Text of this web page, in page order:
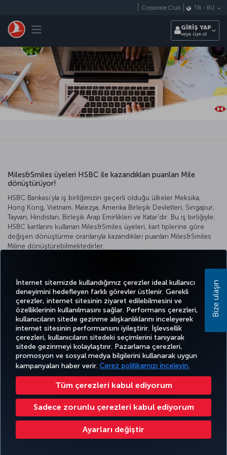
İnternet sitemizde kullandığımız çerezler ideal kullanıcı
deneyimini hedefleyen farklı görevler üstlenir. Gerekli
çerezler, internet sitesinin ziyaret edilebilmesini ve
özelliklerinin kullanılmasını sağlar. Performans çerezleri,
kullanıcıların sitede gezinme alışkanlıklarını inceleyerek
internet sitesinin performansını iyileştirir. İşlevsellik
çerezleri, kullanıcıların sitedeki seçimlerini tanıyarak
sitede gezinmeyi kolaylaştırır. Pazarlama çerezleri,
promosyon ve sosyal medya bilgilerini kullanarak uygun
kampanyaları haber verir. Çerez politikamızı inceleyin.
Tüm çerezleri kabul ediyorum
Sadece zorunlu çerezleri kabul ediyorum
Ayarları değiştir
Toggle navigation
Corporate Club TR - RU
GİRİŞ YAP
veya üye ol
Miles&Smiles üyeleri HSBC ile kazandıkları puanları Mile
dönüştürüyor!
HSBC Bankası’yla iş birliğimizin geçerli olduğu ülkeler Meksika,
Hong Kong, Vietnam, Malezya, Amerika Birleşik Devletleri, Singapur,
Tayvan, Hindistan, Birleşik Arap Emirlikleri ve Katar’dır. Bu iş birliğiyle;
HSBC kartlarını kullanan Miles&Smiles üyeleri, kart tiplerine göre
değişen dönüştürme oranlarıyla kazandıkları puanları Miles&Smiles
Miline dönüştürebilmektedirler.
TwitterFacebook
Instagram
YoutubeLinkedIn
TiktokBlogPinterest
BİLET
AL VE
YÖNET
DENEYİM
FIRSATLAR
VE UÇUŞ
NOKTALARI
YARDIM MILES&SMILES
Bilgi Toplumu Hizmetleri Erişilebilirlik Gizlilik ve Çerez Politikası Yasal Uyarı Yolcu Hakları
Çerez Ayarlarını Değiştir
Türk Hava Yolları A.O. Her hakkı saklıdır. © 1996 - 2026
Bize ulaşın